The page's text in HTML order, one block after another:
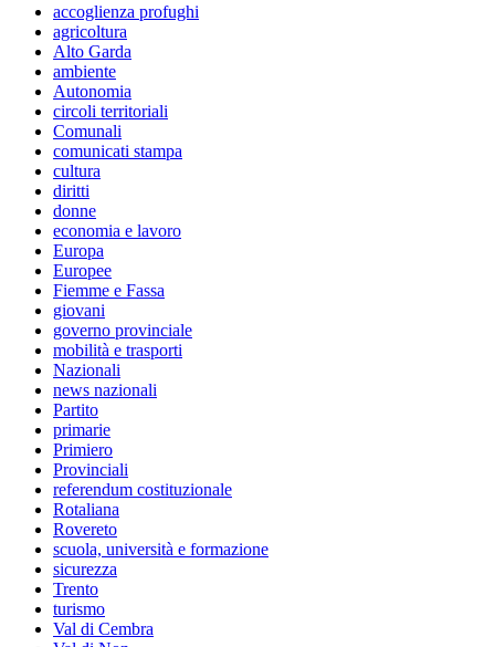
accoglienza profughi
agricoltura
Alto Garda
ambiente
Autonomia
circoli territoriali
Comunali
comunicati stampa
cultura
diritti
donne
economia e lavoro
Europa
Europee
Fiemme e Fassa
giovani
governo provinciale
mobilità e trasporti
Nazionali
news nazionali
Partito
primarie
Primiero
Provinciali
referendum costituzionale
Rotaliana
Rovereto
scuola, università e formazione
sicurezza
Trento
turismo
Val di Cembra